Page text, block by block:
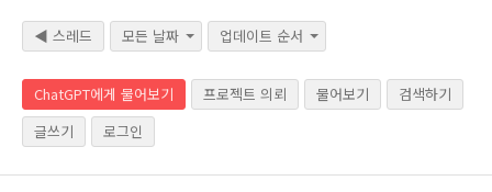
◀ 스레드 모든 날짜 업데이트 순서
ChatGPT에게 물어보기 프로젝트 의뢰 물어보기
검색하기
글쓰기
로그인